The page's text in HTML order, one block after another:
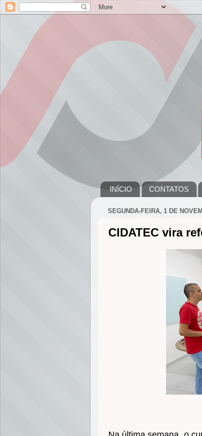
INÍCIO CONTATOS
SEGUNDA-FEIRA, 1 DE
CIDATEC vira